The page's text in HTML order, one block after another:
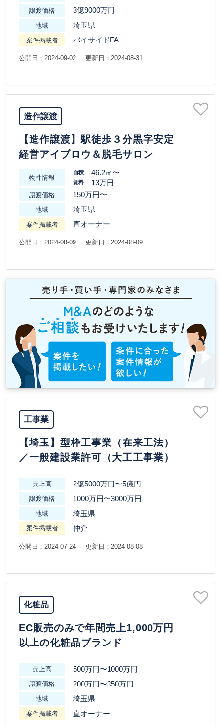
譲渡価格 3億9000万円
地域 埼玉県
案件掲載者 バイサイドFA
公開日：2024-09-02 更新日：2024-08-31
造作譲渡
【造作譲渡】駅徒歩３分黒字安定
経営アイブロウ＆脱毛サロン
物件情報
面積 46.2㎡〜
賃料 13万円
譲渡価格 150万円〜
地域 埼玉県
案件掲載者 直オーナー
公開日：2024-08-09 更新日：2024-08-09
工事業
【埼玉】型枠工事業（在来工法）
／一般建設業許可（大工工事業）
売上高 2億5000万円〜5億円
譲渡価格 1000万円〜3000万円
地域 埼玉県
案件掲載者 仲介
公開日：2024-07-24 更新日：2024-08-08
化粧品
EC販売のみで年間売上1,000万円
以上の化粧品ブランド
売上高 500万円〜1000万円
譲渡価格 200万円〜350万円
地域 埼玉県
案件掲載者 直オーナー